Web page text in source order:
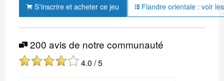
S'inscrire et acheter ce jeu Flandre orientale : voir
200 avis de notre communauté
4.0 / 5